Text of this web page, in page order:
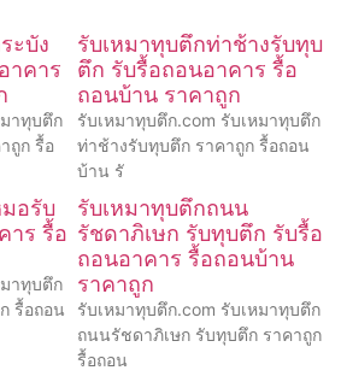
ะบัง
าคาร
าทุบตึก
ถูก รื้อ
รับเหมาทุบตึกท่าช้างรับทุบ
ตึก รับรื้อถอนอาคาร รื้อ
ถอนบ้าน ราคาถูก
รับเหมาทุบตึก.com รับเหมาทุบตึก
ท่าช้างรับทุบตึก ราคาถูก รื้อถอน
บ้าน รั
อรับ
าร รื้อ
าทุบตึก
รื้อถอน
รับเหมาทุบตึกถนน
รัชดาภิเษก รับทุบตึก รับรื้อ
ถอนอาคาร รื้อถอนบ้าน
ราคาถูก
รับเหมาทุบตึก.com รับเหมาทุบตึก
ถนนรัชดาภิเษก รับทุบตึก ราคาถูก
รื้อถอน